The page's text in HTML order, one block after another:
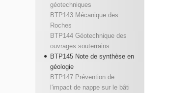
géotechniques
BTP143 Mécanique des
Roches
BTP144 Géotechnique des
ouvrages souterrains
BTP145 Note de synthèse en
géologie
BTP147 Prévention de
l'impact de nappe sur le bâti